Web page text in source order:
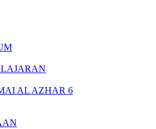
AL AZHAR 6